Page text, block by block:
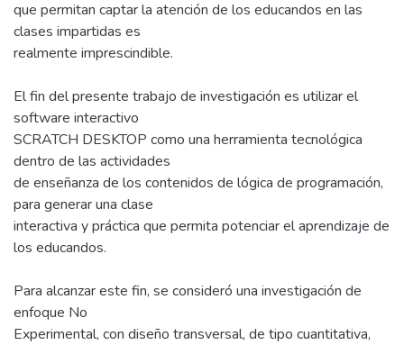
que permitan captar la atención de los educandos en las
clases impartidas es
realmente imprescindible.
El fin del presente trabajo de investigación es utilizar el
software interactivo
SCRATCH DESKTOP como una herramienta tecnológica
dentro de las actividades
de enseñanza de los contenidos de lógica de programación,
para generar una clase
interactiva y práctica que permita potenciar el aprendizaje de
los educandos.
Para alcanzar este fin, se consideró una investigación de
enfoque No
Experimental, con diseño transversal, de tipo cuantitativa,